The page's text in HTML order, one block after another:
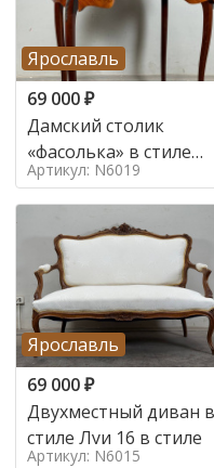
Ярославль
69 000₽
Дамский столик
«фасолька» в стиле
Луи 16,
Артикул: N6019
Ярославль
69 000₽
Двухместный диван в
стиле Луи 16 в стиле
Артикул: N6015